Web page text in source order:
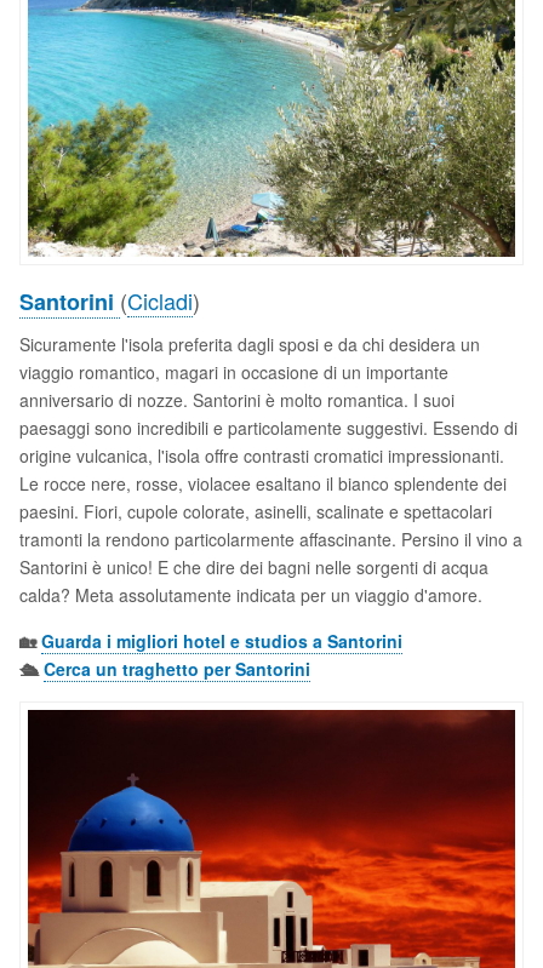
Santorini (Cicladi)
Sicuramente l'isola preferita dagli sposi e da chi desidera un
viaggio romantico, magari in occasione di un importante
anniversario di nozze. Santorini è molto romantica. I suoi
paesaggi sono incredibili e particolamente suggestivi. Essendo di
origine vulcanica, l'isola offre contrasti cromatici impressionanti.
Le rocce nere, rosse, violacee esaltano il bianco splendente dei
paesini. Fiori, cupole colorate, asinelli, scalinate e spettacolari
tramonti la rendono particolarmente affascinante. Persino il vino a
Santorini è unico! E che dire dei bagni nelle sorgenti di acqua
calda? Meta assolutamente indicata per un viaggio d'amore.
🏡Guarda i migliori hotel e studios a Santorini
🛳️Cerca un traghetto per Santorini